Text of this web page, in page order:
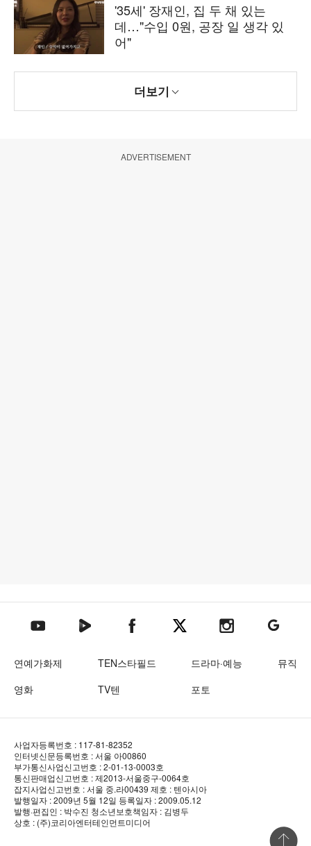
'35세' 장재인, 집 두 채 있는
데…"수입 0원, 공장 일 생각 있
어"
더보기
ADVERTISEMENT
텐아시아 유튜브텐아시아 네이버TV텐아시아 페이스북텐아시아 엑스텐아시아 인스타그램
텐아시아
연예가화제 TEN스타필드 드라마·예능
뮤직
영화
TV텐 포토
사업자등록번호 : 117-81-82352
인터넷신문등록번호 : 서울 아00860
부가통신사업신고번호 : 2-01-13-0003호
통신판매업신고번호 : 제2013-서울중구-0064호
잡지사업신고번호 : 서울 중.라00439 제호 : 텐아시아
발행일자 : 2009년 5월 12일 등록일자 : 2009.05.12
발행·편집인 : 박수진 청소년보호책임자 : 김병두
상호 : (주)코리아엔터테인먼트미디어
상단 바로